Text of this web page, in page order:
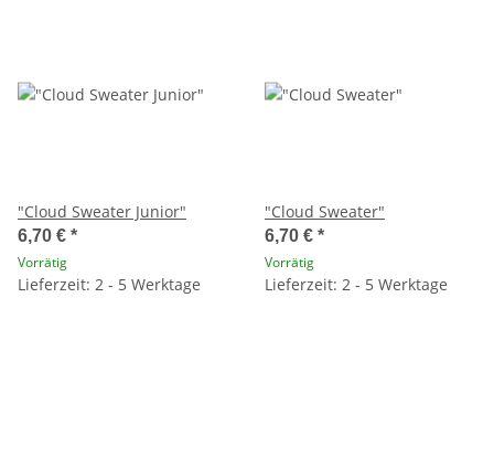
"Cloud Sweater Junior"
6,70 € *
Vorrätig
Lieferzeit: 2 - 5 Werktage
"Cloud Sweater"
6,70 € *
Vorrätig
Lieferzeit: 2 - 5 Werktage